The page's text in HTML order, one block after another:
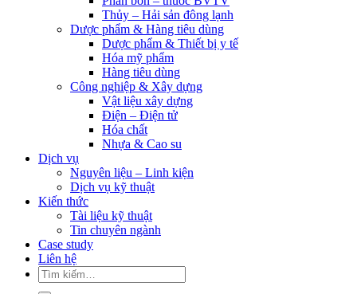
Thủy – Hải sản đông lạnh
Dược phẩm & Hàng tiêu dùng
Dược phẩm & Thiết bị y tế
Hóa mỹ phẩm
Hàng tiêu dùng
Công nghiệp & Xây dựng
Vật liệu xây dựng
Điện – Điện tử
Hóa chất
Nhựa & Cao su
Dịch vụ
Nguyên liệu – Linh kiện
Dịch vụ kỹ thuật
Kiến thức
Tài liệu kỹ thuật
Tin chuyên ngành
Case study
Liên hệ
Tìm
kiếm: